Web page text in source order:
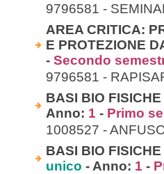
9796581 -
AREA CRITICA:
E PROTEZIONE
- Secondo
9796581 -
BASI BIO
Anno: 1 - Primo
1008527 -
BASI BIO
unico - Anno: 1 -